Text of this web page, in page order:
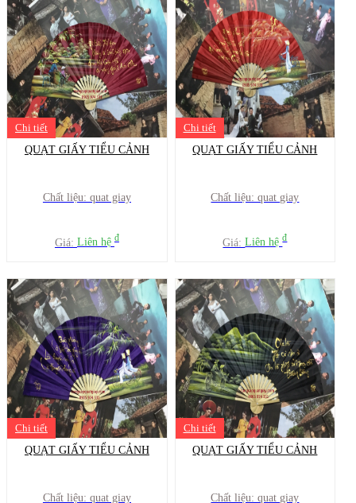
Chi tiết
QUẠT GIẤY TIỂU CẢNH
Chất liệu: quat giay
Giá: Liên hệ đ
Chi tiết
QUẠT GIẤY TIỂU CẢNH
Chất liệu: quat giay
Giá:Liên hệđ
Chi tiết
QUẠT GIẤY TIỂU CẢNH
Chất liệu: quat giay
Chi tiết
QUẠT GIẤY TIỂU CẢNH
Chất liệu: quat giay